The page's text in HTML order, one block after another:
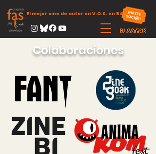
El mejor cine de autor en V.O.S. en Bilbao
Colaboraciones